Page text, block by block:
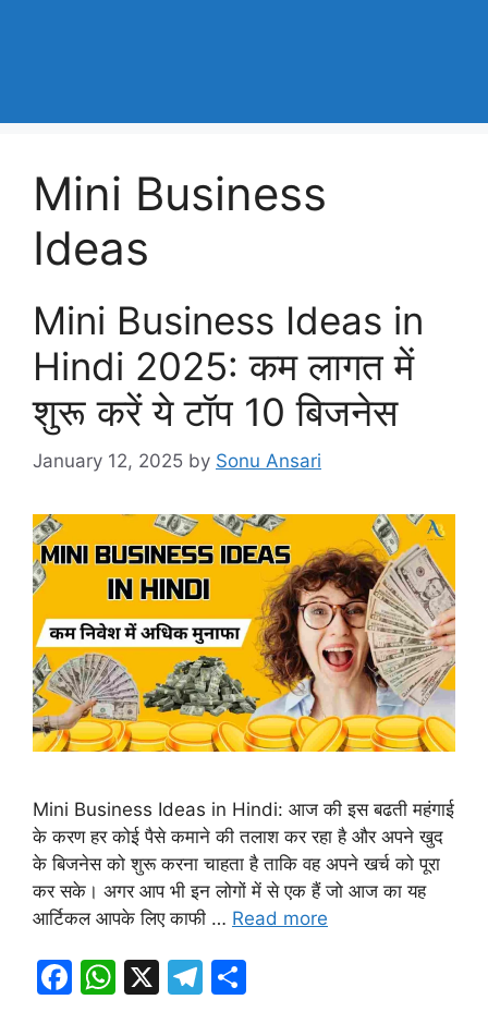
Mini Business
Ideas
Mini Business Ideas in
Hindi 2025: कम लागत में
शुरू करें ये टॉप 10 बिजनेस
January 12, 2025 by Sonu Ansari
Mini Business Ideas in Hindi: आज की इस बढती महंगाई
के करण हर कोई पैसे कमाने की तलाश कर रहा है और अपने खुद
के बिजनेस को शुरू करना चाहता है ताकि वह अपने खर्च को पूरा
कर सके। अगर आप भी इन लोगों में से एक हैं जो आज का यह
आर्टिकल आपके लिए काफी … Read more
F
W X
T